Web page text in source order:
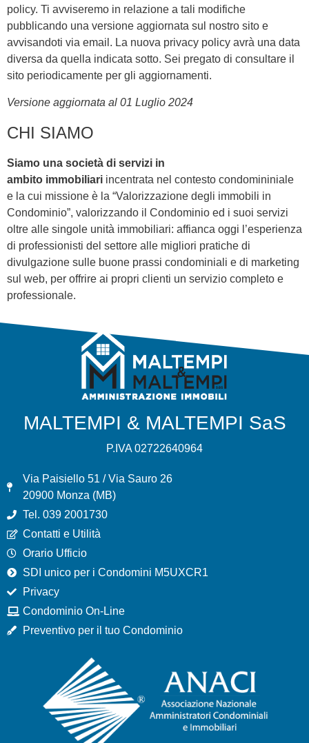
policy. Ti avviseremo in relazione a tali modifiche
pubblicando una versione aggiornata sul nostro sito e
avvisandoti via email. La nuova privacy policy avrà una data
diversa da quella indicata sotto. Sei pregato di consultare il
sito periodicamente per gli aggiornamenti.
Versione aggiornata al 01 Luglio 2024
CHI SIAMO
Siamo una società di servizi in
ambito immobiliari incentrata nel contesto condomininiale
e la cui missione è la “Valorizzazione degli immobili in
Condominio”, valorizzando il Condominio ed i suoi servizi
oltre alle singole unità immobiliari: affianca oggi l’esperienza
di professionisti del settore alle migliori pratiche di
divulgazione sulle buone prassi condominiali e di marketing
sul web, per offrire ai propri clienti un servizio completo e
professionale.
MALTEMPI & MALTEMPI SaS
P.IVA 02722640964
Via Paisiello 51 / Via Sauro 26
20900 Monza (MB)
Tel. 039 2001730
Contatti e Utilità
Orario Ufficio
SDI unico per i Condomini M5UXCR1
Privacy
Condominio On-Line
Preventivo per il tuo Condominio